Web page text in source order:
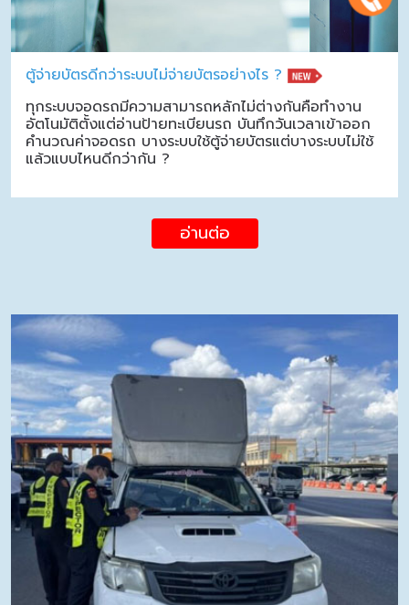
ตู้จ่ายบัตรดีกว่าระบบไม่จ่ายบัตรอย่างไร ?
ทุกระบบจอดรถมีความสามารถหลักไม่ต่างกันคือทำงาน
อัตโนมัติตั้งแต่อ่านป้ายทะเบียนรถ บันทึกวันเวลาเข้าออก
คำนวณค่าจอดรถ บางระบบใช้ตู้จ่ายบัตรแต่บางระบบไม่ใช้
แล้วแบบไหนดีกว่ากัน ?
อ่านต่อ